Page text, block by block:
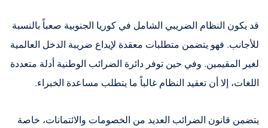
قد يكون النظام الضريبي الشامل في كوريا الجنوبية صعباً بالنسبة
للأجانب. فهو يتضمن متطلبات معقدة لإيداع ضريبة الدخل العالمية
لغير المقيمين. وفي حين توفر دائرة الضرائب الوطنية أدلة متعددة
اللغات، إلا أن تعقيد النظام غالباً ما يتطلب مساعدة الخبراء.
يتضمن قانون الضرائب العديد من الخصومات والائتمانات، خاصة